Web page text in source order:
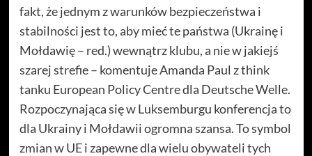
fakt, że jednym z warunków bezpieczeństwa i
stabilności jest to, aby mieć te państwa (Ukrainę i
Mołdawię – red.) wewnątrz klubu, a nie w jakiejś
szarej strefie – komentuje Amanda Paul z think
tanku European Policy Centre dla Deutsche Welle.
Rozpoczynająca się w Luksemburgu konferencja to
dla Ukrainy i Mołdawii ogromna szansa. To symbol
zmian w UE i zapewne dla wielu obywateli tych